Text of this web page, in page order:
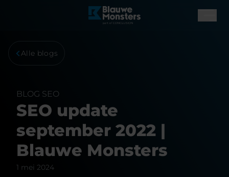
Alle blogs
BLOG SEO
SEO update
september 2022 |
Blauwe Monsters
1 mei 2024